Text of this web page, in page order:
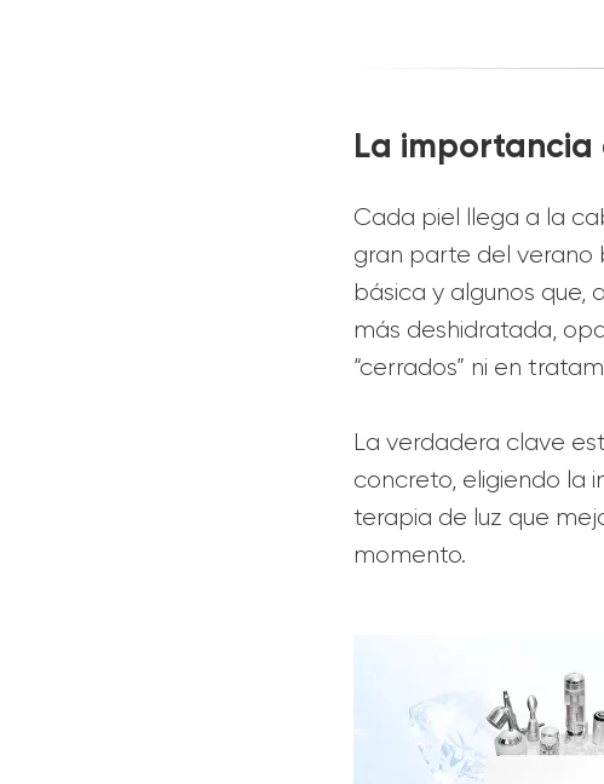
La
Cada piel llega a la
gran parte del verano
básica y algunos que,
más deshidratada,
“cerrados” ni en
La verdadera clave
concreto, eligiendo la
terapia de luz que
momento.